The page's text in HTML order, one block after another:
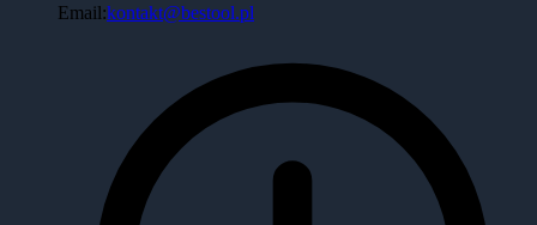
Email:kontakt@bestool.pl